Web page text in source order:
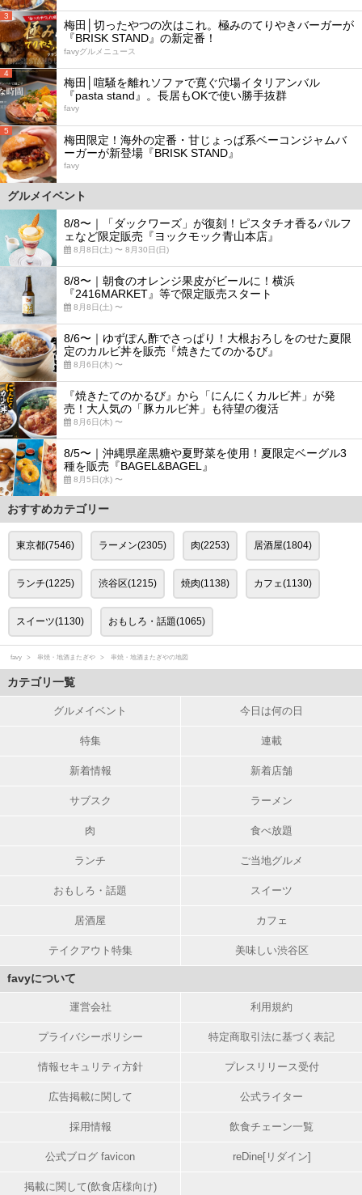
3
梅田│切ったやつの次はこれ。極みのてりやきバーガーが
『BRISK STAND』の新定番！
favyグルメニュース
4
梅田│喧騒を離れソファで寛ぐ穴場イタリアンバル
『pasta stand』。長居もOKで使い勝手抜群
favy
5
梅田限定！海外の定番・甘じょっぱ系ベーコンジャムバ
ーガーが新登場『BRISK STAND』
favy
グルメイベント
8/8〜｜「ダックワーズ」が復刻！ピスタチオ香るパルフ
ェなど限定販売『ヨックモック青山本店』
8月8日(土) 〜 8月30日(日)
8/8〜｜朝食のオレンジ果皮がビールに！横浜
『2416MARKET』等で限定販売スタート
8月8日(土) 〜
8/6〜｜ゆずぽん酢でさっぱり！大根おろしをのせた夏限
定のカルビ丼を販売『焼きたてのかるび』
8月6日(木) 〜
『焼きたてのかるび』から「にんにくカルビ丼」が発
売！大人気の「豚カルビ丼」も待望の復活
8月6日(木) 〜
8/5〜｜沖縄県産黒糖や夏野菜を使用！夏限定ベーグル3
種を販売『BAGEL&BAGEL』
8月5日(水) 〜
おすすめカテゴリー
東京都(7546) ラーメン(2305) 肉(2253) 居酒屋(1804)
ランチ(1225) 渋谷区(1215) 焼肉(1138) カフェ(1130)
スイーツ(1130) おもしろ・話題(1065)
favy 串焼・地酒またぎや 串焼・地酒またぎやの地図
カテゴリ一覧
グルメイベント 今日は何の日
特集 連載
新着情報 新着店舗
サブスク ラーメン
肉 食べ放題
ランチ ご当地グルメ
おもしろ・話題 スイーツ
居酒屋 カフェ
テイクアウト特集 美味しい渋谷区
favyについて
運営会社 利用規約
プライバシーポリシー 特定商取引法に基づく表記
情報セキュリティ方針 プレスリリース受付
広告掲載に関して 公式ライター
採用情報 飲食チェーン一覧
公式ブログ favicon reDine[リダイン]
掲載に関して(飲食店様向け)